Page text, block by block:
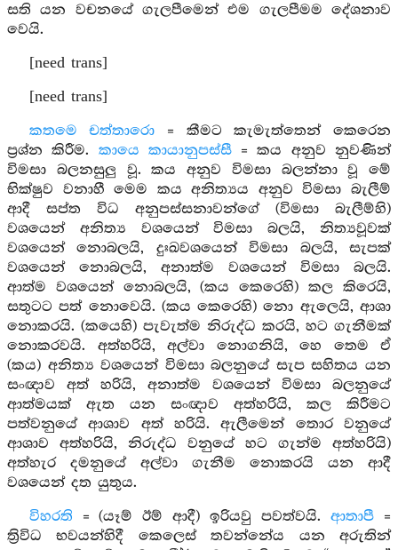
සති යන වචනයේ ගැලපීමෙන් එම ගැලපීමම දේශනාව
වෙයි.
[need trans]
[need trans]
කතමෙ චත්තාරො = කීමට කැමැත්තෙන් කෙරෙන
ප්‍රශ්න කිරීම. කායෙ කායානුපස්සී= කය අනුව නුවණින්
විමසා බලනසුලු වූ. කය අනුව විමසා බලන්නා වූ මේ
භික්ෂුව වනාහී මෙම කය අනිත්‍යය අනුව විමසා බැලීම්
ආදී සප්ත විධ අනුපස්සනාවන්ගේ (විමසා බැලීම්හි)
වශයෙන් අනිත්‍ය වශයෙන් විමසා බලයි, නිත්‍යවූවක්
වශයෙන් නොබලයි, දුඃඛවශයෙන් විමසා බලයි, සැපක්
වශයෙන් නොබලයි, අනාත්ම වශයෙන් විමසා බලයි.
ආත්ම වශයෙන් නොබලයි, (කය කෙරෙහි) කල කිරෙයි,
සතුටට පත් නොවෙයි. (කය කෙරෙහි) නො ඇලෙයි, ආශා
නොකරයි. (කයෙහි) පැවැත්ම නිරුද්ධ කරයි, හට ගැනීමක්
නොකරවයි. අත්හරියි, අල්වා නොගනියි, හෙ තෙම ඒ
(කය) අනිත්‍ය වශයෙන් විමසා බලනුයේ සැප සහිතය යන
සංඥාව අත් හරියි, අනාත්ම වශයෙන් විමසා බලනුයේ
ආත්මයක් ඇත යන සංඥාව අත්හරියි, කල කිරීමට
පත්වනුයේ ආශාව අත් හරියි. ඇලීමෙන් තොර වනුයේ
ආශාව අත්හරියි, නිරුද්ධ වනුයේ හට ගැන්ම අත්හරියි)
අත්හැර දමනුයේ අල්වා ගැනීම නොකරයි යන ආදී
වශයෙන් දත යුතුය.
විහරති = (යෑම් ඊම් ආදී) ඉරියවු පවත්වයි.ආතාපී =
ත්‍රිවිධ භවයන්හිදී කෙලෙස් තවන්නේය යන අරුතින්